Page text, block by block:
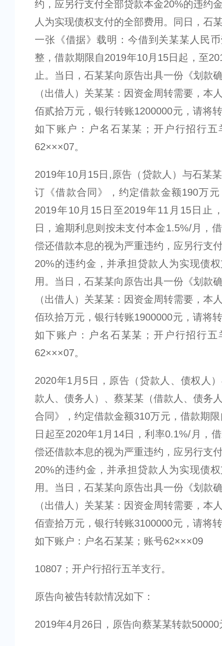
约，应另行支付全部贷款本金20%的违约
人为实现债权支付的全部费用。同日，石
一张《借据》载明：今借到关某某人民
整，借款期限自2019年10月15日起，至
止。当日，石某某向原告出具一份《划款
（出借人）关某某：因资金周转需要，本
佰贰拾万元，银行转账1200000元，请将
如下账户：户名石某某；开户行招行五
62×××07。
2019年10月15日,原告（贷款人）与石某
订《借款合同》，约定借款金额190万
2019年10月15日至2019年11月15日止
日，逾期利息则按未支付本金1.5%/月，
偿还借款本息的视为严重违约，应另行支
20%的违约金，并承担贷款人为实现债
用。当日，石某某向原告出具一份《划款
（出借人）关某某：因资金周转需要，本
佰玖拾万元，银行转账1900000元，请将
如下账户：户名石某某；开户行招行五
62×××07。
2020年1月5日，原告（贷款人、债权人
款人、债务人）、蔡某某（借款人、债务
合同》，约定借款金额310万元，借款期
日起至2020年1月14日，利率0.1%/月，
偿还借款本息的视为严重违约，应另行支
20%的违约金，并承担贷款人为实现债
用。当日，石某某向原告出具一份《划款
（出借人）关某某：因资金周转需要，本
佰壹拾万元，银行转账3100000元，请将
如下账户：户名石某某；账号62×××09
10807；开户行招行五羊支行。
原告向被告转款情况如下：
2019年4月26日，原告向蔡某某转款50000